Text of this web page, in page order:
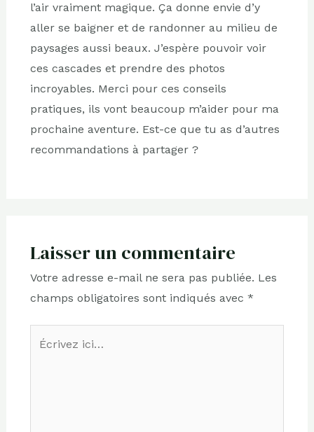
l’air vraiment magique. Ça donne envie d’y
aller se baigner et de randonner au milieu de
paysages aussi beaux. J’espère pouvoir voir
ces cascades et prendre des photos
incroyables. Merci pour ces conseils
pratiques, ils vont beaucoup m’aider pour ma
prochaine aventure. Est-ce que tu as d’autres
recommandations à partager ?
Laisser un commentaire
Votre adresse e-mail ne sera pas publiée. Les
champs obligatoires sont indiqués avec *